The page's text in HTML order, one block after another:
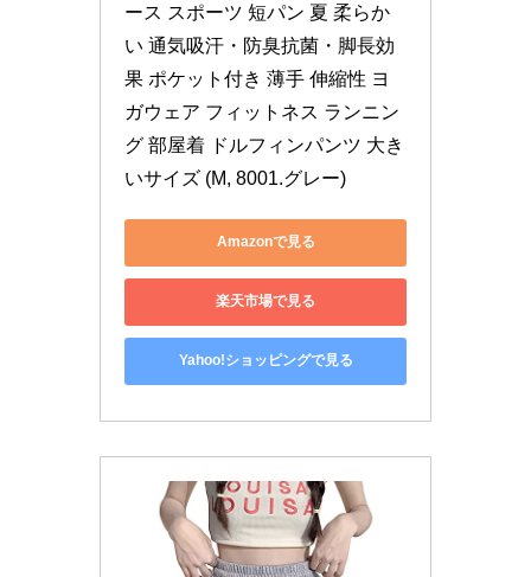
ース スポーツ 短パン 夏 柔らか
い 通気吸汗・防臭抗菌・脚長効
果 ポケット付き 薄手 伸縮性 ヨ
ガウェア フィットネス ランニン
グ 部屋着 ドルフィンパンツ 大き
いサイズ (M, 8001.グレー)
Amazonで見る
楽天市場で見る
Yahoo!ショッピングで見る